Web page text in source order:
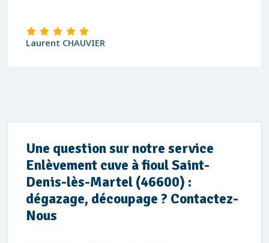
Laurent CHAUVIER
Une question sur notre service
Enlèvement cuve à fioul Saint-
Denis-lès-Martel (46600) :
dégazage, découpage ? Contactez-
Nous